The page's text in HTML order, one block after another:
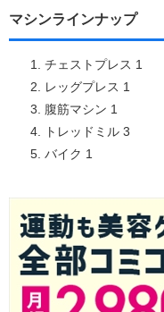
マシンラインナップ
チェストプレス 1
レッグプレス 1
腹筋マシン 1
トレッドミル 3
バイク 1